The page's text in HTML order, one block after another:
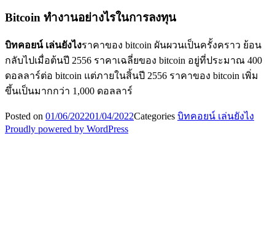
Bitcoin ทำงานอย่างไรในการลงทุน
บิทคอยน์ เล่นยังไงราคาของ bitcoin ผันผวนเป็นครั้งคราว ย้อน
กลับไปเมื่อต้นปี 2556 ราคาเฉลี่ยของ bitcoin อยู่ที่ประมาณ 400
ดอลลาร์ต่อ bitcoin แต่ภายในสิ้นปี 2556 ราคาของ bitcoin เพิ่ม
ขึ้นเป็นมากกว่า 1,000 ดอลลาร์
Posted on 01/06/202201/04/2022Categories บิทคอยน์ เล่นยังไง
Proudly powered by WordPress